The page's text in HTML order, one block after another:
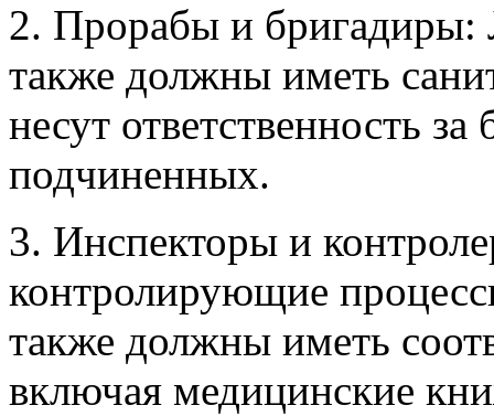
2. Прорабы и бригадиры:
также должны иметь
несут ответственность
подчиненных.
3. Инспекторы и
контролирующие
также должны иметь
включая медицинские